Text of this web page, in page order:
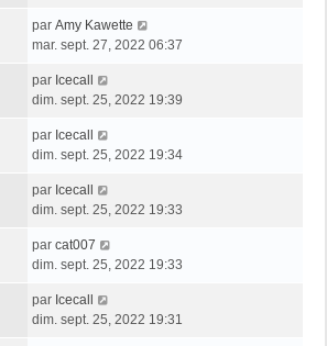
par Amy Kawette
mar. sept. 27, 2022 06:37
par Icecall
dim. sept. 25, 2022 19:39
par Icecall
dim. sept. 25, 2022 19:34
par Icecall
dim. sept. 25, 2022 19:33
par cat007
dim. sept. 25, 2022 19:33
par Icecall
dim. sept. 25, 2022 19:31